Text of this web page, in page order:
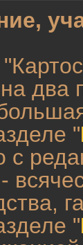
два
"
с
"